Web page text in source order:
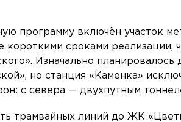
программу включён участок
сроками реализации,
Изначально
но станция «Каменка»
с севера — двухпутным
трамвайных линий до ЖК